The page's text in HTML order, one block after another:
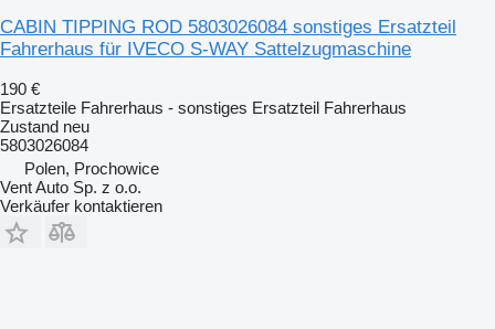
CABIN TIPPING ROD 5803026084 sonstiges Ersatzteil
Fahrerhaus für IVECO S-WAY Sattelzugmaschine
190 €
Ersatzteile Fahrerhaus - sonstiges Ersatzteil Fahrerhaus
Zustand neu
5803026084
Polen, Prochowice
Vent Auto Sp. z o.o.
Verkäufer kontaktieren